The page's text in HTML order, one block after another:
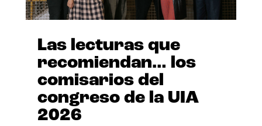
Las lecturas que
recomiendan… los
comisarios del
congreso de la UIA
2026